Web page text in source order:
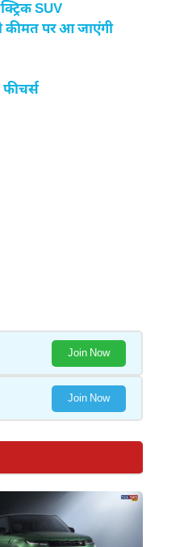
SUV
कीमत पर आ जाएंगी
Join Now
Join Now